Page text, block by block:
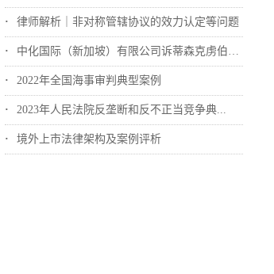
律师解析｜非对称管辖协议的效力认定等问题
中化国际（新加坡）有限公司诉蒂森克虏伯冶...
2022年全国海事审判典型案例
2023年人民法院反垄断和反不正当竞争典...
境外上市法律架构及案例评析